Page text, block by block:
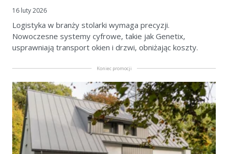
16 luty 2026
Logistyka w branży stolarki wymaga precyzji.
Nowoczesne systemy cyfrowe, takie jak Genetix,
usprawniają transport okien i drzwi, obniżając koszty.
Koniec promocji